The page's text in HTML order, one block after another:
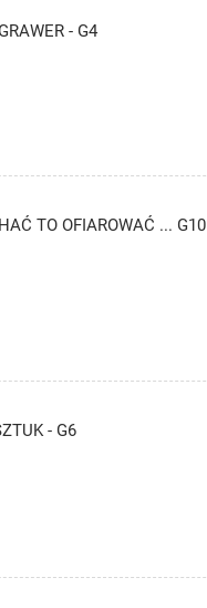
- G4
TO OFIAROWAĆ ... G10
- G6